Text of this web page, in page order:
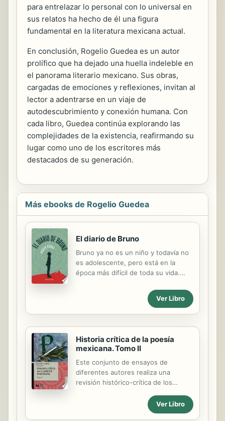
para entrelazar lo personal con lo universal en
sus relatos ha hecho de él una figura
fundamental en la literatura mexicana actual.
En conclusión, Rogelio Guedea es un autor
prolífico que ha dejado una huella indeleble en
el panorama literario mexicano. Sus obras,
cargadas de emociones y reflexiones, invitan al
lector a adentrarse en un viaje de
autodescubrimiento y conexión humana. Con
cada libro, Guedea continúa explorando las
complejidades de la existencia, reafirmando su
lugar como uno de los escritores más
destacados de su generación.
Más ebooks de Rogelio Guedea
El diario de Bruno
Bruno ya no es un niño y todavía no
es adolescente, pero está en la
época más difícil de toda su vida.
Zelanda, el país más remoto del
mundo. Bruno es un gran pesimista.
Mientras su vida transcurre entre
para intentar comprenderse a sí
mismo. Hasta que conoce a Maya,
una simpática niña chilena de su
misma edad y comienza a pensar en
ella día y noche, pero no se atreve a
drásticamente cuando Bruno sufre
un problema de salud y le sale “una...
Ver Libro
Historia crítica de la poesía
mexicana. Tomo II
Este conjunto de ensayos de
diferentes autores realiza una
revisión histórico-crítica de los
mexicana de los siglos XIX y XX. Este
volumen divide en tres grandes
Ver Libro